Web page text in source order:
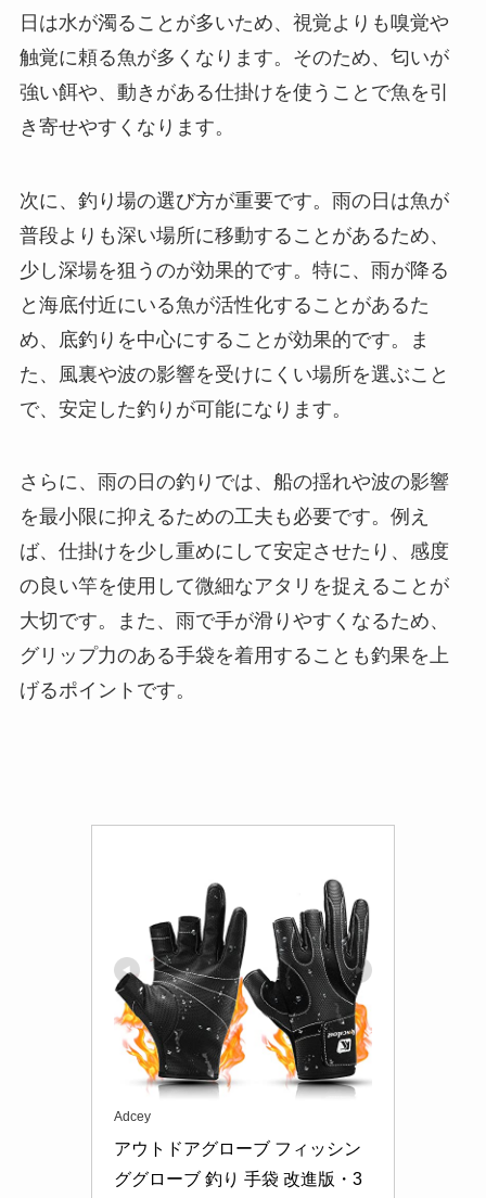
日は水が濁ることが多いため、視覚よりも嗅覚や
触覚に頼る魚が多くなります。そのため、匂いが
強い餌や、動きがある仕掛けを使うことで魚を引
き寄せやすくなります。
次に、釣り場の選び方が重要です。雨の日は魚が
普段よりも深い場所に移動することがあるため、
少し深場を狙うのが効果的です。特に、雨が降る
と海底付近にいる魚が活性化することがあるた
め、底釣りを中心にすることが効果的です。ま
た、風裏や波の影響を受けにくい場所を選ぶこと
で、安定した釣りが可能になります。
さらに、雨の日の釣りでは、船の揺れや波の影響
を最小限に抑えるための工夫も必要です。例え
ば、仕掛けを少し重めにして安定させたり、感度
の良い竿を使用して微細なアタリを捉えることが
大切です。また、雨で手が滑りやすくなるため、
グリップ力のある手袋を着用することも釣果を上
げるポイントです。
Adcey
アウトドアグローブ フィッシン
ググローブ 釣り 手袋 改進版・3